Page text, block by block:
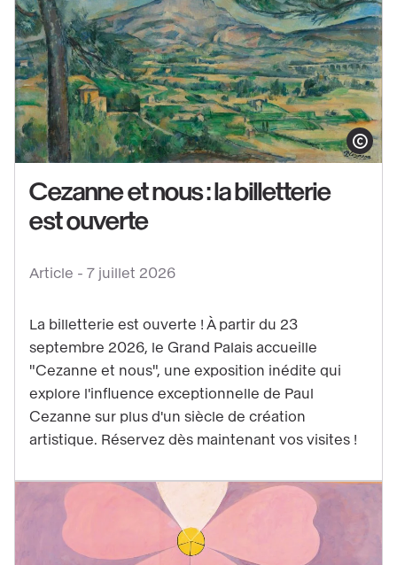
Voir
contenu
Cezanne
et
nous
billetterie
ouverte
Afficher le
Article - 7 juillet 2026
Cezanne et nous : la billetterie
est ouverte
La billetterie est ouverte ! À partir du 23
septembre 2026, le Grand Palais accueille
"Cezanne et nous", une exposition inédite qui
explore l'influence exceptionnelle de Paul
Cezanne sur plus d'un siècle de création
artistique. Réservez dès maintenant vos visites !